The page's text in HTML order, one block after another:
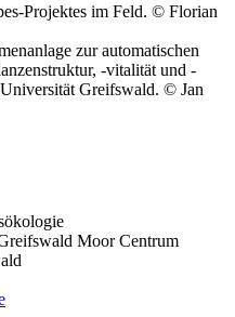
Projektes im Feld. © Florian
zur automatischen
-vitalität und -
Greifswald. © Jan
Moor Centrum